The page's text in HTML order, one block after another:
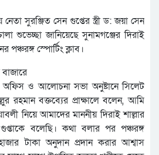
নেতা সুরঞ্জিত সেন গুপ্তের স্ত্রী ড: জয়া সেন
শুভেচ্ছা জানিয়েছে সুনামগঞ্জের দিরাই
স্পোর্টিং ক্লাব।
ও আলোচনা সভা অনুষ্টানে সিলেট
রহমান বক্তব্যের প্রাক্ষালে বলেন, আমি
নিয়ে আমাদের মাননীয় দিরাই শাল্লার
বলেছি। কথা বলার পর পঞ্চরঙ্গ
টাকা অনুদান প্রদান করার আশ্বাস